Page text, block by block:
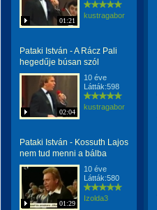
01:21
kustragabor
Pataki István - A Rácz Pali
hegedűje búsan szól
02:04
10 éve
Látták:598
kustragabor
Pataki István - Kossuth Lajos
nem tud menni a bálba
01:29
10 éve
Látták:580
Izolda3